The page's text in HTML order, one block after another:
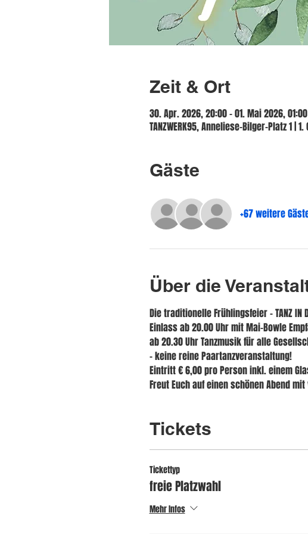
Zeit & Ort
30. Apr. 2026, 20:00 – 01. Mai 2026, 01:00
TANZWERK95, Anneliese-Bilger-Platz 1 |
Gäste
+67 weitere
Über die
Die traditionelle Frühlingsfeier - TANZ IN
Einlass ab 20.00 Uhr mit Mai-Bowle
ab 20.30 Uhr Tanzmusik für alle
- keine reine Paartanzveranstaltung!
Eintritt € 6,00 pro Person inkl. einem
Freut Euch auf einen schönen Abend
Tickets
Tickettyp
freie Platzwahl
Mehr Infos